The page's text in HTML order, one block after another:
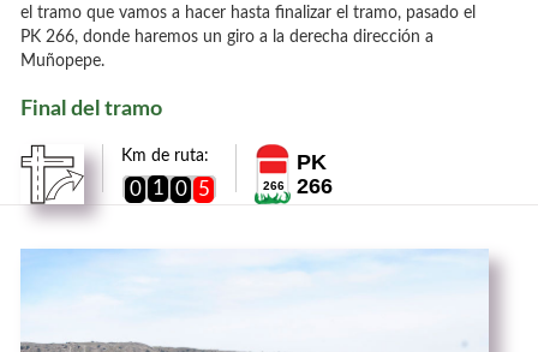
el tramo que vamos a hacer hasta finalizar el tramo, pasado el
PK 266, donde haremos un giro a la derecha dirección a
Muñopepe.
Final del tramo
Km de ruta:
0 1 0 5 266
PK
266